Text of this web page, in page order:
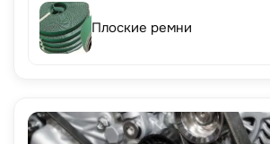
Плоские ремни